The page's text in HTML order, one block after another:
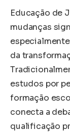
Educação de
mudanças
da
estudos por
formação
conecta a
qualificação